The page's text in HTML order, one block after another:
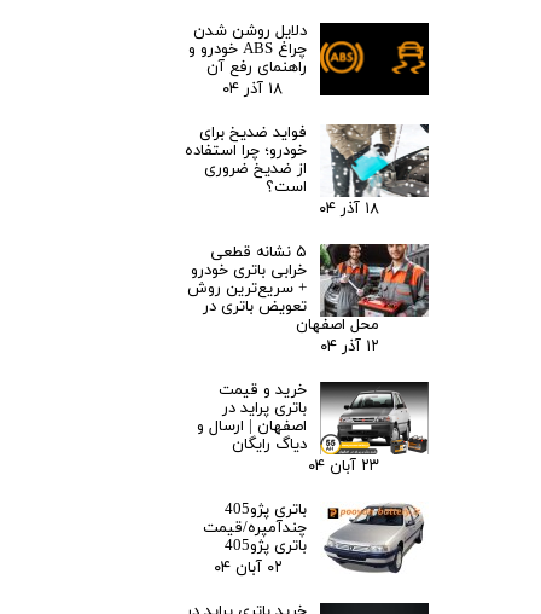
دلایل روشن شدن
چراغ ABS خودرو و
راهنمای رفع آن
۱۸ آذر ۰۴
فواید ضدیخ برای
خودرو؛ چرا استفاده
از ضدیخ ضروری
است؟
۱۸ آذر ۰۴
۵ نشانه قطعی
خرابی باتری خودرو
+ سریع‌ترین روش
تعویض باتری در
محل اصفهان
۱۲ آذر ۰۴
خرید و قیمت
باتری پراید در
اصفهان | ارسال و
دیاگ رایگان
۲۳ آبان ۰۴
باتری پژو405
چندآمپره/قیمت
باتری پژو405
۰۲ آبان ۰۴